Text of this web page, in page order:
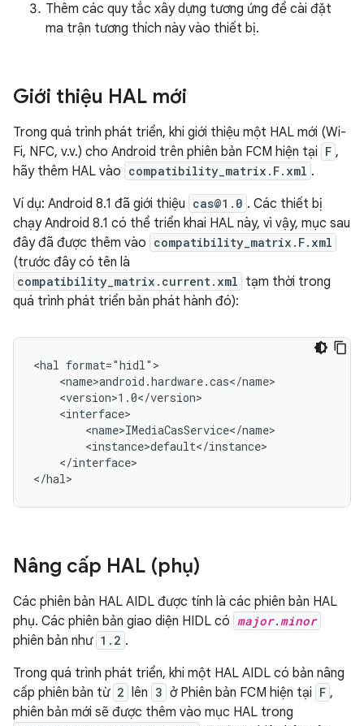
Thêm các quy tắc xây dựng tương ứng để cài đặt
ma trận tương thích này vào thiết bị.
Giới thiệu HAL mới
Trong quá trình phát triển, khi giới thiệu một HAL mới (Wi-
Fi, NFC, v.v.) cho Android trên phiên bản FCM hiện tại F ,
hãy thêm HAL vào compatibility_matrix.F.xml .
Ví dụ: Android 8.1 đã giới thiệu cas@1.0 . Các thiết bị
chạy Android 8.1 có thể triển khai HAL này, vì vậy, mục sau
đây đã được thêm vào compatibility_matrix.F.xml
(trước đây có tên là
compatibility_matrix.current.xml tạm thời trong
quá trình phát triển bản phát hành đó):
<hal format="hidl">
    <name>android.hardware.cas</name>
    <version>1.0</version>
    <interface>
        <name>IMediaCasService</name>
        <instance>default</instance>
    </interface>
Nâng cấp HAL (phụ)
Các phiên bản HAL AIDL được tính là các phiên bản HAL
phụ. Các phiên bản giao diện HIDL có major.minor
phiên bản như 1.2 .
Trong quá trình phát triển, khi một HAL AIDL có bản nâng
cấp phiên bản từ 2 lên 3 ở Phiên bản FCM hiện tại F ,
phiên bản mới sẽ được thêm vào mục HAL trong